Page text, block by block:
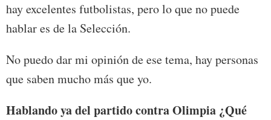
hay excelentes futbolistas, pero lo que no puede
hablar es de la Selección.
No puedo dar mi opinión de ese tema, hay personas
que saben mucho más que yo.
Hablando ya del partido contra Olimpia ¿Qué